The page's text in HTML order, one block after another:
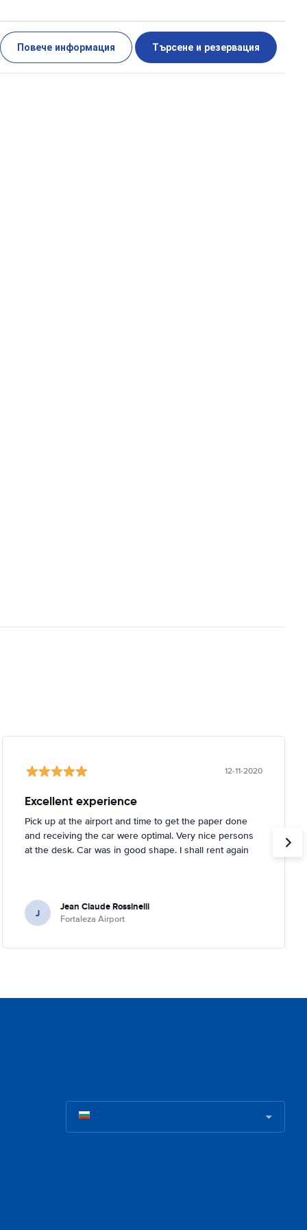
Повече информация Търсене и резервация
12-11-2020
Excellent experience
Pick up at the airport and time to get the paper done
and receiving the car were optimal. Very nice persons
at the desk. Car was in good shape. I shall rent again
J Jean Claude Rossinelli
Fortaleza Airport